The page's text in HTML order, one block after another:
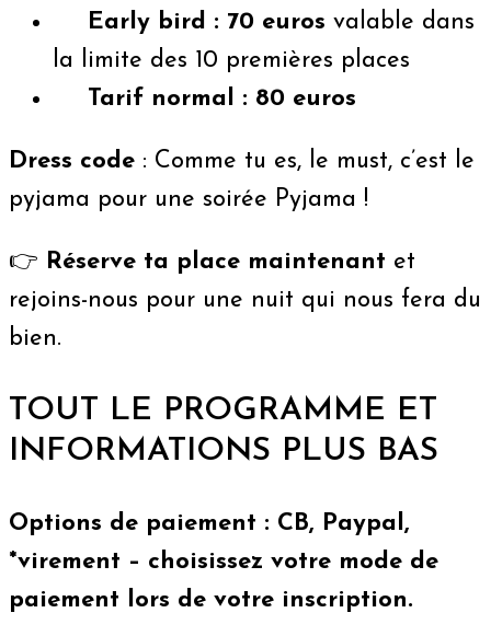
Early bird : 70 euros valable dans
la limite des 10 premières places
Tarif normal : 80 euros
Dress code : Comme tu es, le must, c’est le
pyjama pour une soirée Pyjama !
👉 Réserve ta place maintenant et
rejoins-nous pour une nuit qui nous fera du
bien.
TOUT LE PROGRAMME ET
INFORMATIONS PLUS BAS
Options de paiement : CB, Paypal,
*virement – choisissez votre mode de
paiement lors de votre inscription.